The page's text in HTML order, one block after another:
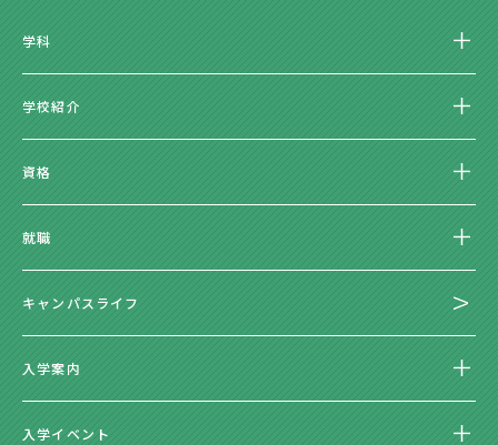
学科
学校紹介
資格
就職
キャンパスライフ
入学案内
入学イベント